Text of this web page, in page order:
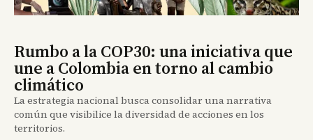
Rumbo a la COP30: una iniciativa que
une a Colombia en torno al cambio
climático
La estrategia nacional busca consolidar una narrativa
común que visibilice la diversidad de acciones en los
territorios.